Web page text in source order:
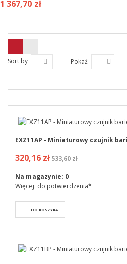
1 367,70 zł
Sort by
Pokaż
EXZ11AP - Miniaturowy czujnik
320,16 zł533,60 zł
Na magazynie: 0
Więcej: do potwierdzenia*
DO KOSZYKA